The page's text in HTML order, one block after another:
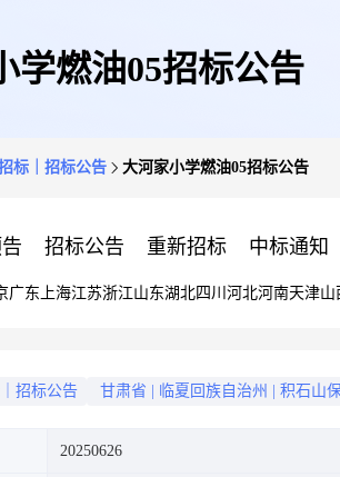
学燃油05招标公告
标｜招标公告 大河家小学燃油05招标公告
招标公告 重新招标 中标通知
广东 上海江苏浙江山东湖北四川 河北河南天津山
招标公告 甘肃省 临夏回族自治州 积石山
20250626